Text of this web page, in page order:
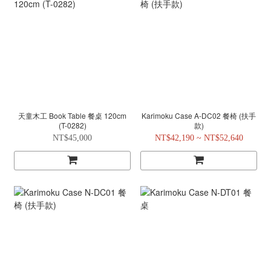
天童木工 Book Table 餐桌 120cm
(T-0282)
NT$45,000
Karimoku Case A-DC02 餐椅 (扶手
款)
NT$42,190 ~ NT$52,640